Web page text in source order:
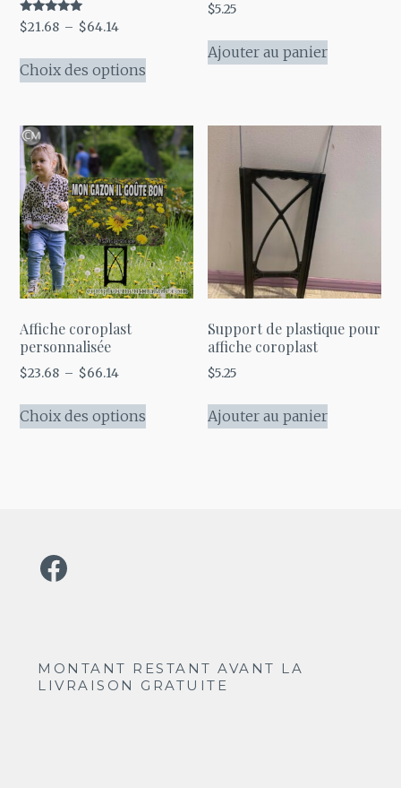
Note
5.00
$21.68 – $64.14Plage
prix :
$64.14
Choix des options
Ce
produit
plusieurs
variations.
Les
options
peuvent
être
choisies
sur
$5.25
Ajouter au panier
Affiche coroplast
personnalisée
$23.68 – $66.14Plage
prix :
Choix des options
Ce
produit
la
page
Support de plastique pour
affiche coroplast
$5.25
Ajouter au panier
Facebook
MONTANT RESTANT AVANT LA
LIVRAISON GRATUITE